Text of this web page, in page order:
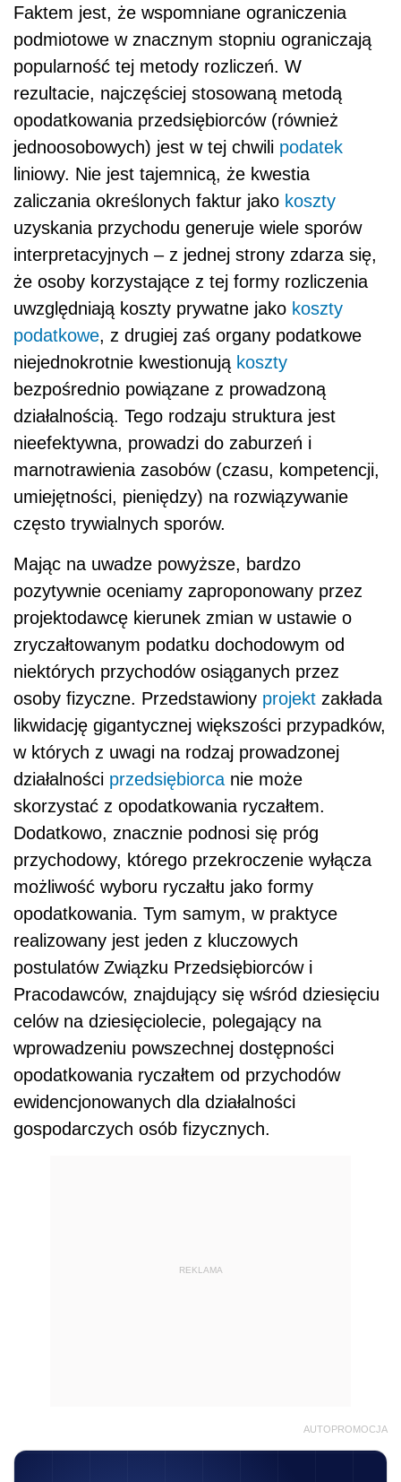
Faktem jest, że wspomniane ograniczenia
podmiotowe w znacznym stopniu ograniczają
popularność tej metody rozliczeń. W
rezultacie, najczęściej stosowaną metodą
opodatkowania przedsiębiorców (również
jednoosobowych) jest w tej chwili podatek
liniowy. Nie jest tajemnicą, że kwestia
zaliczania określonych faktur jako koszty
uzyskania przychodu generuje wiele sporów
interpretacyjnych – z jednej strony zdarza się,
że osoby korzystające z tej formy rozliczenia
uwzględniają koszty prywatne jako koszty
podatkowe, z drugiej zaś organy podatkowe
niejednokrotnie kwestionują koszty
bezpośrednio powiązane z prowadzoną
działalnością. Tego rodzaju struktura jest
nieefektywna, prowadzi do zaburzeń i
marnotrawienia zasobów (czasu, kompetencji,
umiejętności, pieniędzy) na rozwiązywanie
często trywialnych sporów.
Mając na uwadze powyższe, bardzo
pozytywnie oceniamy zaproponowany przez
projektodawcę kierunek zmian w ustawie o
zryczałtowanym podatku dochodowym od
niektórych przychodów osiąganych przez
osoby fizyczne. Przedstawiony projekt zakłada
likwidację gigantycznej większości przypadków,
w których z uwagi na rodzaj prowadzonej
działalności przedsiębiorca nie może
skorzystać z opodatkowania ryczałtem.
Dodatkowo, znacznie podnosi się próg
przychodowy, którego przekroczenie wyłącza
możliwość wyboru ryczałtu jako formy
opodatkowania. Tym samym, w praktyce
realizowany jest jeden z kluczowych
postulatów Związku Przedsiębiorców i
Pracodawców, znajdujący się wśród dziesięciu
celów na dziesięciolecie, polegający na
wprowadzeniu powszechnej dostępności
opodatkowania ryczałtem od przychodów
ewidencjonowanych dla działalności
gospodarczych osób fizycznych.
REKLAMA
AUTOPROMOCJA